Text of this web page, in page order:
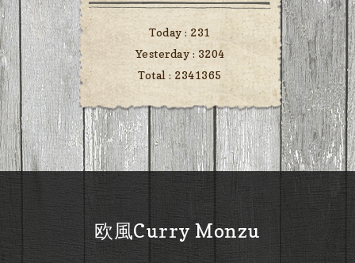
Today : 231
Yesterday : 3204
Total : 2341365
欧風Curry Monzu